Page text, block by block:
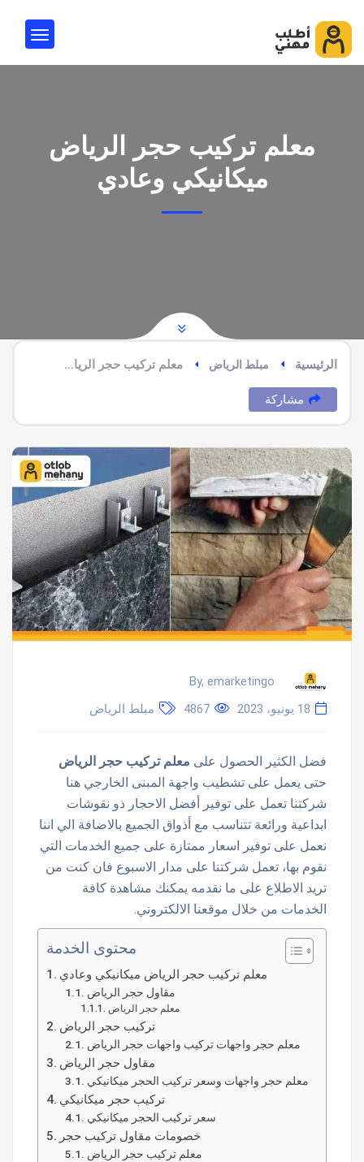
معلم تركيب حجر الرياض
ميكانيكي وعادي
الرئيسية مبلط الرياض معلم تركيب حجر الرياض ميكانيكي وعادي
مشاركة
By, emarketingo
18 يونيو، 2023
4867 مبلط الرياض
فضل الكثير الحصول على معلم تركيب حجر الرياض
حتى يعمل على تشطيب واجهة المبنى الخارجي هنا
شركتنا تعمل على توفير أفضل الاحجار ذو نقوشات
ابداعية ورائعة تتناسب مع أذواق الجميع بالاضافة الي اننا
نعمل على توفير اسعار ممتازة على جميع الخدمات التي
نقوم بها، تعمل شركتنا على مدار الاسبوع فان كنت من
تريد الاطلاع على ما نقدمه يمكنك مشاهدة كافة
الخدمات من خلال موقعنا الالكتروني.
محتوى الخدمة
معلم تركيب حجر الرياض ميكانيكي وعادي
مقاول حجر الرياض
معلم حجر الرياض
تركيب حجر الرياض
معلم حجر واجهات تركيب واجهات حجر الرياض
مقاول حجر الرياض
معلم حجر واجهات وسعر تركيب الحجر ميكانيكي
سعر تركيب الحجر ميكانيكي
خصومات مقاول تركيب حجر
معلم تركيب حجر الرياض